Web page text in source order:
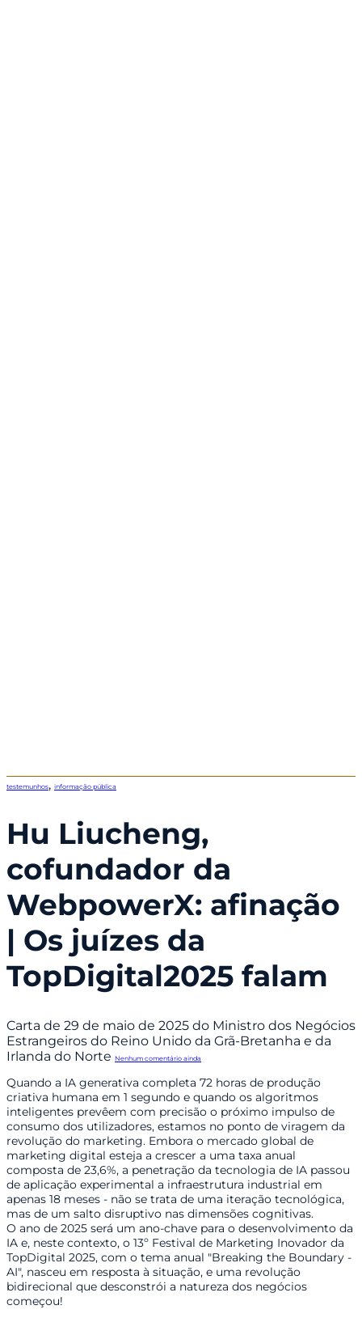
testemunhos, informação pública
Hu Liucheng,
cofundador da
WebpowerX: afinação
| Os juízes da
TopDigital2025 falam
Carta de 29 de maio de 2025 do Ministro dos Negócios
Estrangeiros do Reino Unido da Grã-Bretanha e da
Irlanda do Norte Nenhum comentário ainda
Quando a IA generativa completa 72 horas de produção
criativa humana em 1 segundo e quando os algoritmos
inteligentes prevêem com precisão o próximo impulso de
consumo dos utilizadores, estamos no ponto de viragem da
revolução do marketing. Embora o mercado global de
marketing digital esteja a crescer a uma taxa anual
composta de 23,6%, a penetração da tecnologia de IA passou
de aplicação experimental a infraestrutura industrial em
apenas 18 meses - não se trata de uma iteração tecnológica,
mas de um salto disruptivo nas dimensões cognitivas.
O ano de 2025 será um ano-chave para o desenvolvimento da
IA e, neste contexto, o 13º Festival de Marketing Inovador da
TopDigital 2025, com o tema anual "Breaking the Boundary -
AI", nasceu em resposta à situação, e uma revolução
bidirecional que desconstrói a natureza dos negócios
começou!